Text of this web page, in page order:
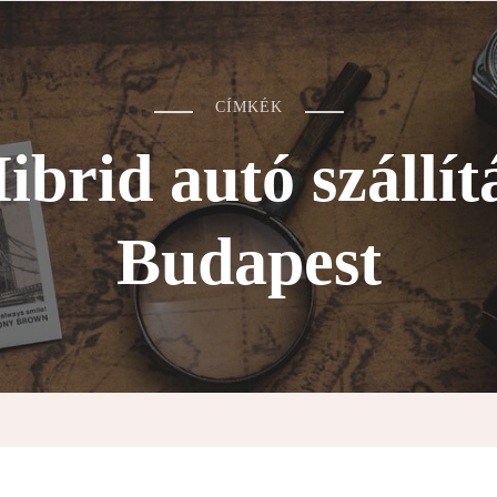
CÍMKÉK
autó
Budapest